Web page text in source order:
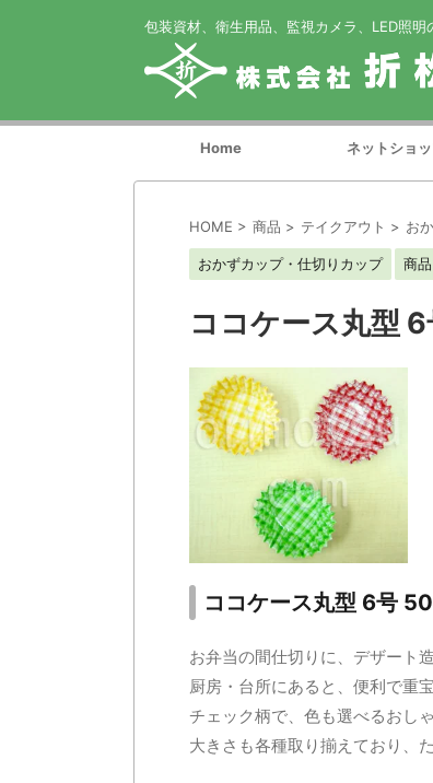
包装資材、衛生用品、監視カメラ、LED照明
Home ネットショ
HOME > 商品 > テイクアウト > お
おかずカップ・仕切りカップ 商品
ココケース丸型
ココケース丸型 6号
お弁当の間仕切りに、デザート
厨房・台所にあると、便利で重宝
チェック柄で、色も選べるおし
大きさも各種取り揃えており、